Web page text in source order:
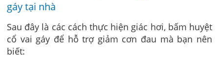
gáy tại nhà
Sau đây là các cách thực hiện giác hơi, bấm huyệt
cổ vai gáy để hỗ trợ giảm cơn đau mà bạn nên
biết: